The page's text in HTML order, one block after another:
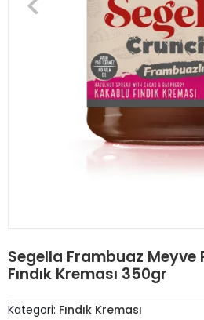
Segella Frambuaz Meyve
Fındık Kreması 350gr
Kategori: Fındık Kreması